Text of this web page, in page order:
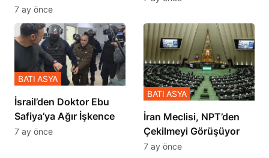
Zulmü Anlattı
7 ay önce
İsrail’den Doktor Ebu
Safiya’ya Ağır İşkence
BATI ASYA
7 ay önce
İran Meclisi, NPT’den
Çekilmeyi Görüşüyor
BATI ASYA
7 ay önce